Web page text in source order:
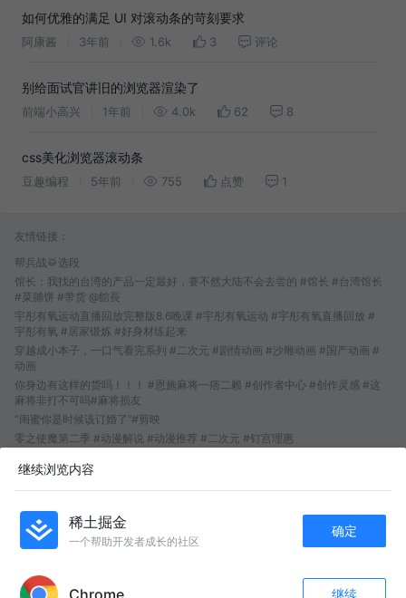
如何优雅的满足 UI 对滚动条的苛刻要求
阿康酱 3年前 1.6k 3 评论
别给面试官讲旧的浏览器渲染了
前端小高兴 1年前 4.0k 62 8
css美化浏览器滚动条
豆趣编程 5年前 755 点赞 1
友情链接：
帮兵战🥁选段
馆长：我找的台湾的产品一定最好，要不然大陆不会去尝的 #馆长 #台湾馆长
#菜脯饼 #带货 @館長
宇彤有氧运动直播回放完整版8.6晚课 #宇彤有氧运动 #宇彤有氧直播回放 #
宇彤有氧 #居家锻炼 #好身材练起来
穿越成小本子，一口气看完系列 #二次元 #剧情动画 #沙雕动画 #国产动画 #
动画
你身边有这样的货吗！！！ #恩施麻将一痞二赖 #创作者中心 #创作灵感 #这
麻将非打不可吗#麻将损友
“闺蜜你是时候该订婚了”#剪映
零之使魔第二季 #动漫解说 #动漫推荐 #二次元 #钉宫理惠
，，，
2026.8.06 周四晚课彬彬有氧运动回放完整版 熬过不想动的时刻，跟着回放坚
持跟练，遇见更好的自己 #彬彬有氧运动 #居家锻炼 #燃脂暴汗 #减肥 #彬彬有
氧运动回放完整版
继续浏览内容
稀土掘金
一个帮助开发者成长的社区
确定
Chrome 继续